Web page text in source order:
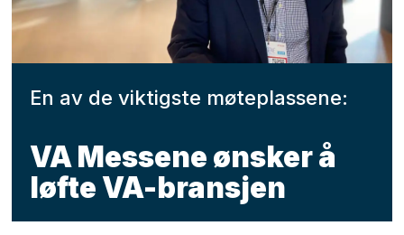
En av de viktigste møteplassene:
VA Messene ønsker å
løfte VA-bransjen